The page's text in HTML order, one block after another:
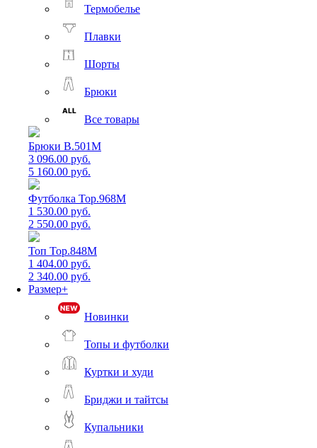
Термобелье
Плавки
Шорты
Брюки
Все товары
Брюки B.501M
3 096.00 руб.
5 160.00 руб.
Футболка Top.968M
1 530.00 руб.
2 550.00 руб.
Топ Top.848M
1 404.00 руб.
2 340.00 руб.
Размер+
Новинки
Топы и футболки
Куртки и худи
Бриджи и тайтсы
Купальники